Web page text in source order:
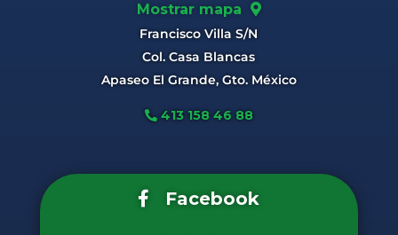
Mostrar mapa
Francisco Villa S/N
Col. Casa Blancas
Apaseo El Grande, Gto. México
413 158 46 88
Facebook